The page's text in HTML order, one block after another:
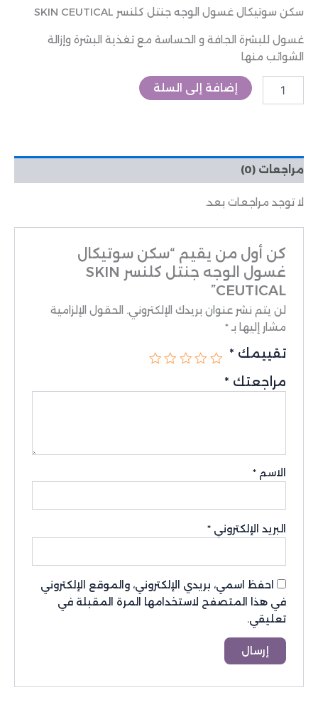
سكن سوتيكال غسول الوجه جنتل كلنسر SKIN CEUTICAL
غسول للبشرة الجافة و الحساسة مع تغذية البشرة وإزالة
الشوائب منها
إضافة إلى السلة
مراجعات (0)
لا توجد مراجعات بعد.
كن أول من يقيم “سكن سوتيكال
غسول الوجه جنتل كلنسر SKIN
CEUTICAL”
لن يتم نشر عنوان بريدك الإلكتروني. الحقول الإلزامية
مشار إليها بـ*
تقييمك *
مراجعتك *
الاسم*
البريد الإلكتروني*
احفظ اسمي، بريدي الإلكتروني، والموقع الإلكتروني
في هذا المتصفح لاستخدامها المرة المقبلة في
تعليقي.